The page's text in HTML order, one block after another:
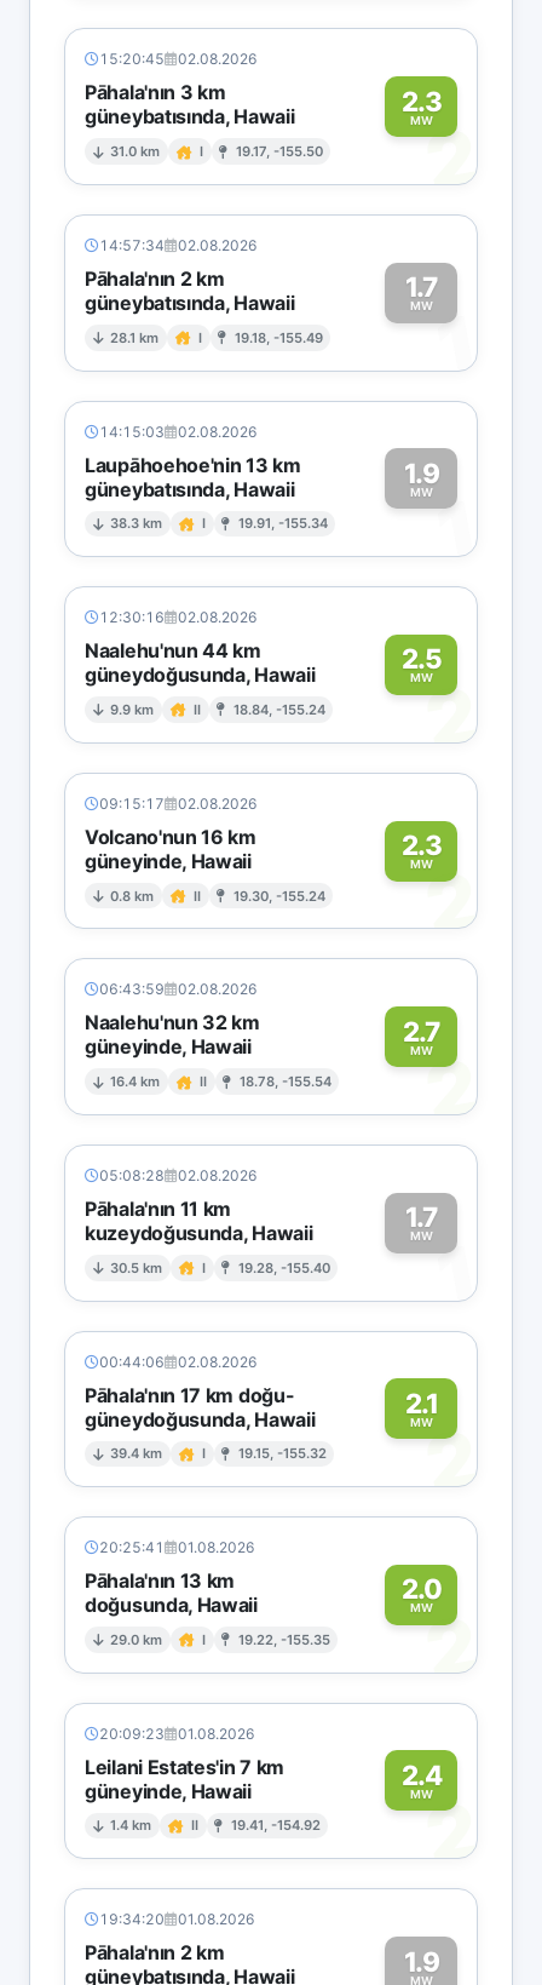
15:20:45 02.08.2026
Pāhala'nın 3 km
güneybatısında, Hawaii
31.0 km I 19.17, -155.50
2.3
MW2
14:57:34 02.08.2026
Pāhala'nın 2 km
güneybatısında, Hawaii
28.1 km I 19.18, -155.49
1.7
MW1
14:15:03 02.08.2026
Laupāhoehoe'nin 13 km
güneybatısında, Hawaii
38.3 km I 19.91, -155.34
1.9
MW1
12:30:16 02.08.2026
Naalehu'nun 44 km
güneydoğusunda, Hawaii
9.9 km II 18.84, -155.24
2.5
MW
2
09:15:17 02.08.2026
Volcano'nun 16 km
güneyinde, Hawaii
0.8 km II 19.30, -155.24
2.3
MW2
06:43:59 02.08.2026
Naalehu'nun 32 km
güneyinde, Hawaii
16.4 km II 18.78, -155.54
2.7
MW2
05:08:28 02.08.2026
Pāhala'nın 11 km
kuzeydoğusunda, Hawaii
30.5 km I 19.28, -155.40
1.7
MW1
00:44:06 02.08.2026
Pāhala'nın 17 km doğu-
güneydoğusunda, Hawaii
39.4 km I 19.15, -155.32
2.1
MW2
20:25:41 01.08.2026
Pāhala'nın 13 km
doğusunda, Hawaii
29.0 km I 19.22, -155.35
2.0
MW
2
20:09:23 01.08.2026
Leilani Estates'in 7 km
güneyinde, Hawaii
1.4 km II 19.41, -154.92
2.4
MW2
19:34:20 01.08.2026
Pāhala'nın 2 km
güneybatısında, Hawaii
1.9
MW